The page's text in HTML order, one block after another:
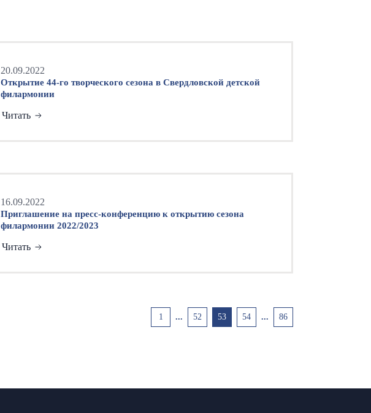
20.09.2022
Открытие 44-го творческого сезона в Свердловской детской
филармонии
Читать
16.09.2022
Приглашение на пресс-конференцию к открытию сезона
филармонии 2022/2023
Читать
1 ... 52 53 54 ... 86